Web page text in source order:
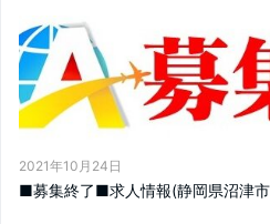
2021年10月24日
■募集終了■求人情報(静岡県沼津